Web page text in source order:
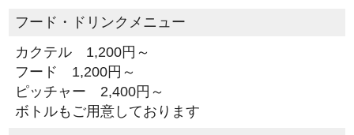
フード・ドリンクメニュー
カクテル 1,200円～
フード 1,200円～
ピッチャー 2,400円～
ボトルもご用意しております